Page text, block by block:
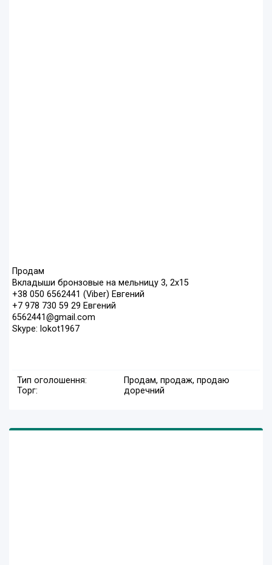
Продам
Вкладыши бронзовые на мельницу 3, 2х15
+38 050 6562441 (Viber) Евгений
+7 978 730 59 29 Евгений
6562441@gmail.com
Skype: lokot1967
Тип оголошення:
Продам, продаж, продаю
Торг:
доречний